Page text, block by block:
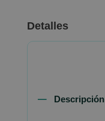
Detalles
Descripción